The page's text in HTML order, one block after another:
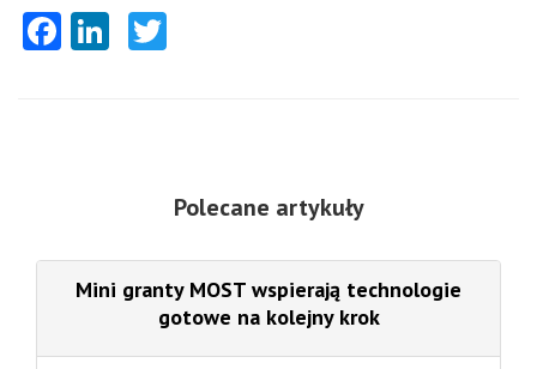
Facebook
LinkedIn
Polecane artykuły
Mini granty MOST wspierają technologie
gotowe na kolejny krok